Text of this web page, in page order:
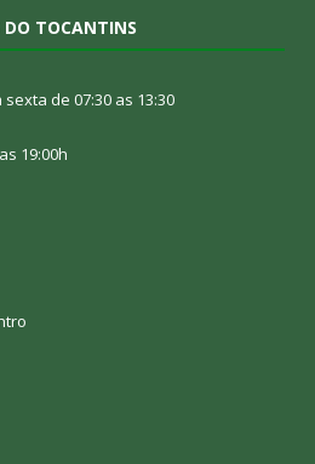
DO TOCANTINS
de 07:30 as 13:30
19:00h